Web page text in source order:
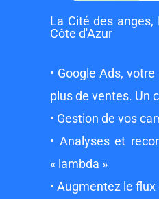
La Cité des anges,
Côte d'Azur
• Google Ads,
plus de ventes. Un
• Gestion de vos
• Analyses et
« lambda »
• Augmentez le